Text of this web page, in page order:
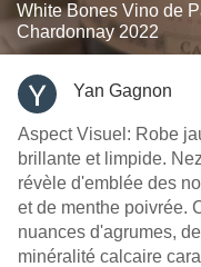
White Bones Vino de
Chardonnay 2022
Yan Gagnon
Aspect Visuel: Robe
brillante et limpide.
révèle d'emblée des
et de menthe poivrée.
nuances d'agrumes,
minéralité calcaire